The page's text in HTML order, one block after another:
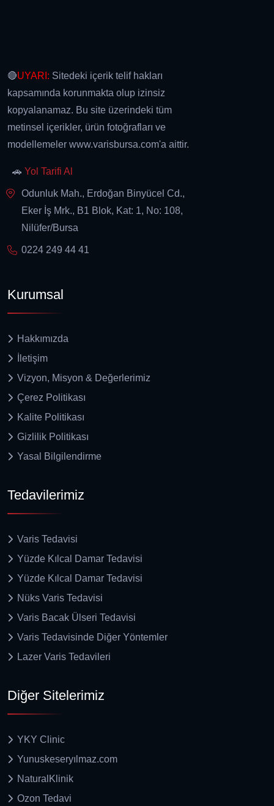
🔴UYARI: Sitedeki içerik telif hakları
kapsamında korunmakta olup izinsiz
kopyalanamaz. Bu site üzerindeki tüm
metinsel içerikler, ürün fotoğrafları ve
modellemeler www.varisbursa.com'a aittir.
🚗 Yol Tarifi Al
Odunluk Mah., Erdoğan Binyücel Cd.,
Eker İş Mrk., B1 Blok, Kat: 1, No: 108,
Nilüfer/Bursa
0224 249 44 41
Kurumsal
Hakkımızda
İletişim
Vizyon, Misyon & Değerlerimiz
Çerez Politikası
Kalite Politikası
Gizlilik Politikası
Yasal Bilgilendirme
Tedavilerimiz
Varis Tedavisi
Yüzde Kılcal Damar Tedavisi
Yüzde Kılcal Damar Tedavisi
Nüks Varis Tedavisi
Varis Bacak Ülseri Tedavisi
Varis Tedavisinde Diğer Yöntemler
Lazer Varis Tedavileri
Diğer Sitelerimiz
YKY Clinic
Yunuskeseryılmaz.com
NaturalKlinik
Ozon Tedavi